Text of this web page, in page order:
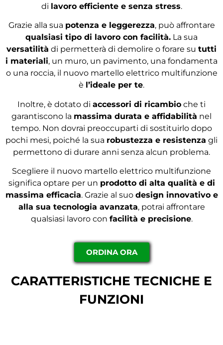
di lavoro efficiente e senza stress.
Grazie alla sua potenza e leggerezza, può affrontare
qualsiasi tipo di lavoro con facilità. La sua
versatilità di permetterà di demolire o forare su tutti
i materiali, un muro, un pavimento, una fondamenta
o una roccia, il nuovo martello elettrico multifunzione
è l’ideale per te.
Inoltre, è dotato di accessori di ricambio che ti
garantiscono la massima durata e affidabilità nel
tempo. Non dovrai preoccuparti di sostituirlo dopo
pochi mesi, poiché la sua robustezza e resistenza gli
permettono di durare anni senza alcun problema.
Scegliere il nuovo martello elettrico multifunzione
significa optare per un prodotto di alta qualità e di
massima efficacia. Grazie al suo design innovativo e
alla sua tecnologia avanzata, potrai affrontare
qualsiasi lavoro con facilità e precisione.
ORDINA ORA
CARATTERISTICHE TECNICHE E
FUNZIONI